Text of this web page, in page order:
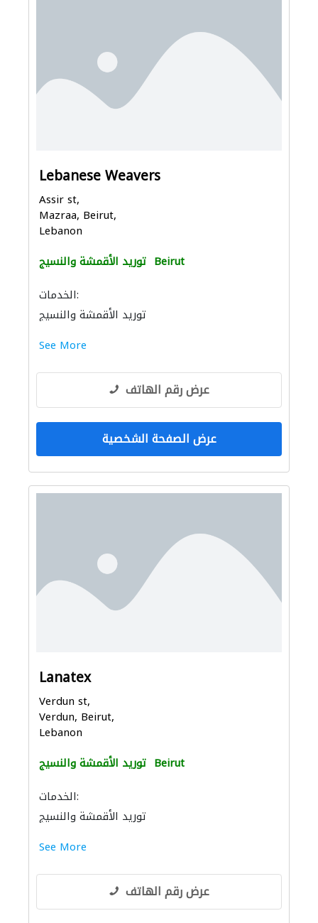
Lebanese Weavers
Assir st,
Mazraa, Beirut,
Lebanon
توريد الأقمشة والنسيج Beirut
الخدمات:
توريد الأقمشة والنسيج
See More
عرض رقم الهاتف
عرض الصفحة الشخصية
Lanatex
Verdun st,
Verdun, Beirut,
Lebanon
توريد الأقمشة والنسيج Beirut
الخدمات:
توريد الأقمشة والنسيج
See More
عرض رقم الهاتف